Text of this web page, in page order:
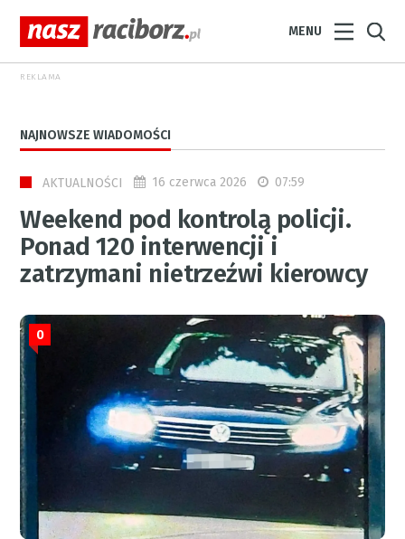
MENU
REKLAMA
NAJNOWSZE WIADOMOŚCI
AKTUALNOŚCI 16 czerwca 2026 07:59
Weekend pod kontrolą policji.
Ponad 120 interwencji i
zatrzymani nietrzeźwi kierowcy
0